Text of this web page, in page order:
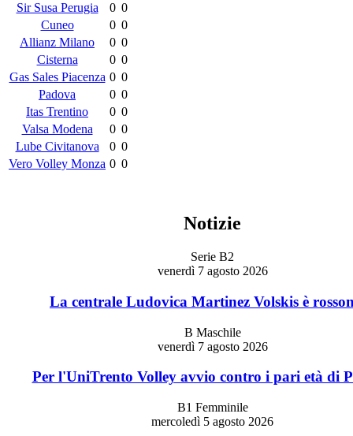
Sir Susa Perugia
0 0
Cuneo
0 0
Allianz Milano
0 0
Cisterna
0 0
Gas Sales Piacenza 0 0
Padova
0 0
Itas Trentino
0 0
Valsa Modena
0 0
Lube Civitanova
0 0
Vero Volley Monza 0 0
Notizie
Serie B2
venerdì 7 agosto 2026
La centrale Ludovica Martinez Volskis è
B Maschile
venerdì 7 agosto 2026
Per l'UniTrento Volley avvio contro i pari età di
B1 Femminile
mercoledì 5 agosto 2026